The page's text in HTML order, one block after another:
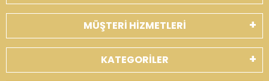
MÜŞTERİ HİZMETLERİ
KATEGORİLER